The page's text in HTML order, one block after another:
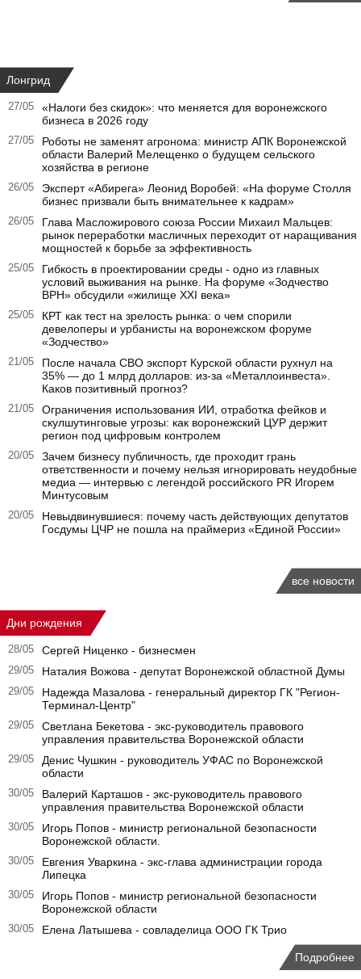
Лонгрид
27/05
«Налоги без скидок»: что меняется для воронежского
бизнеса в 2026 году
27/05
Роботы не заменят агронома: министр АПК Воронежской
области Валерий Мелещенко о будущем сельского
хозяйства в регионе
26/05
Эксперт «Абирега» Леонид Воробей: «На форуме Столля
бизнес призвали быть внимательнее к кадрам»
26/05
Глава Масложирового союза России Михаил Мальцев:
рынок переработки масличных переходит от наращивания
мощностей к борьбе за эффективность
25/05
Гибкость в проектировании среды - одно из главных
условий выживания на рынке. На форуме «Зодчество
ВРН» обсудили «жилище XXI века»
25/05
КРТ как тест на зрелость рынка: о чем спорили
девелоперы и урбанисты на воронежском форуме
«Зодчество»
21/05
После начала СВО экспорт Курской области рухнул на
35% — до 1 млрд долларов: из-за «Металлоинвеста».
Каков позитивный прогноз?
21/05
Ограничения использования ИИ, отработка фейков и
скулшутинговые угрозы: как воронежский ЦУР держит
регион под цифровым контролем
20/05
Зачем бизнесу публичность, где проходит грань
ответственности и почему нельзя игнорировать неудобные
медиа — интервью с легендой российского PR Игорем
Минтусовым
20/05
Невыдвинувшиеся: почему часть действующих депутатов
Госдумы ЦЧР не пошла на праймериз «Единой России»
все новости
Дни рождения
28/05 Сергей Ниценко - бизнесмен
29/05 Наталия Вожова - депутат Воронежской областной Думы
29/05
Надежда Мазалова - генеральный директор ГК "Регион-
Терминал-Центр"
29/05
Светлана Бекетова - экс-руководитель правового
управления правительства Воронежской области
29/05
Денис Чушкин - руководитель УФАС по Воронежской
области
30/05
Валерий Карташов - экс-руководитель правового
управления правительства Воронежской области
30/05
Игорь Попов - министр региональной безопасности
Воронежской области.
30/05
Евгения Уваркина - экс-глава администрации города
Липецка
30/05
Игорь Попов - министр региональной безопасности
Воронежской области
30/05 Елена Латышева - совладелица ООО ГК Трио
Подробнее